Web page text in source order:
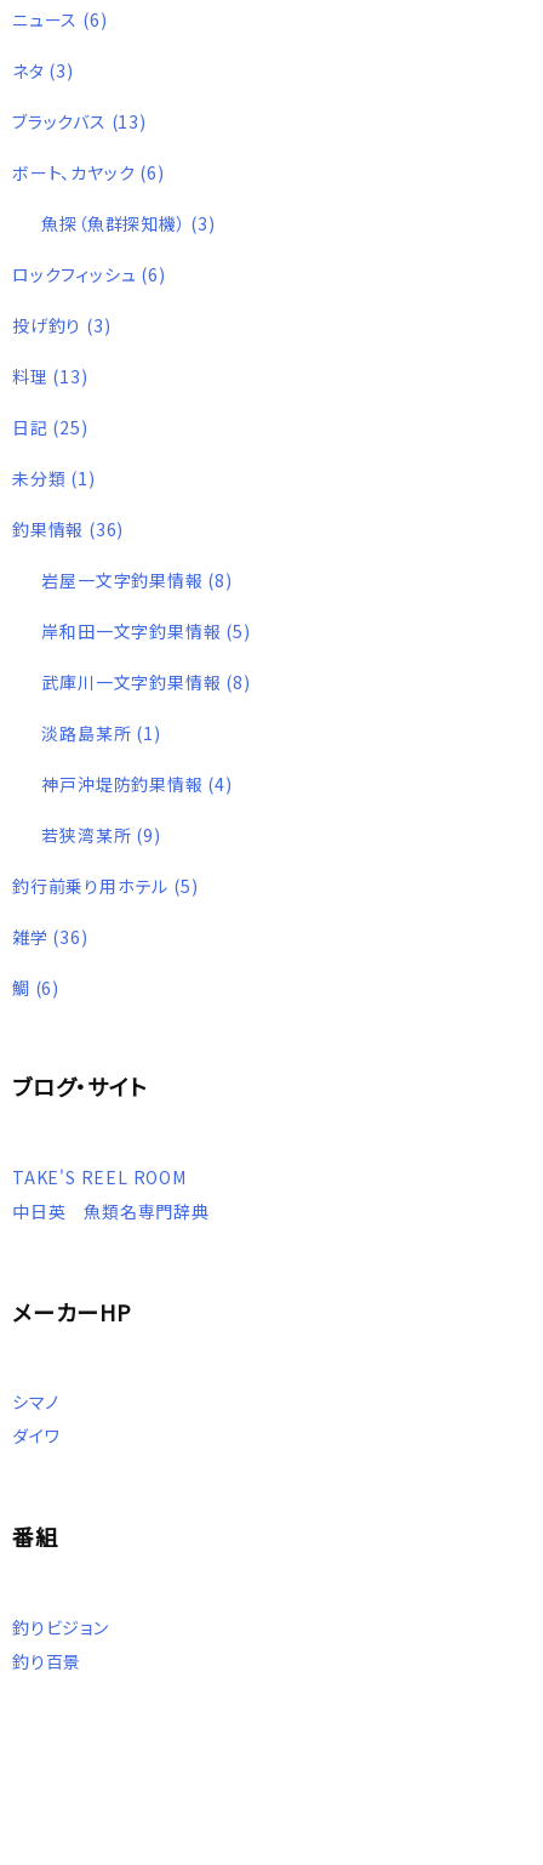
ニュース (6)
ネタ (3)
ブラックバス (13)
ボート、カヤック (6)
魚探（魚群探知機） (3)
ロックフィッシュ (6)
投げ釣り (3)
料理 (13)
日記 (25)
未分類 (1)
釣果情報 (36)
岩屋一文字釣果情報 (8)
岸和田一文字釣果情報 (5)
武庫川一文字釣果情報 (8)
淡路島某所 (1)
神戸沖堤防釣果情報 (4)
若狭湾某所 (9)
釣行前乗り用ホテル (5)
雑学 (36)
鯛 (6)
ブログ・サイト
TAKE'S REEL ROOM
中日英 魚類名専門辞典
メーカーHP
シマノ
ダイワ
番組
釣りビジョン
釣り百景